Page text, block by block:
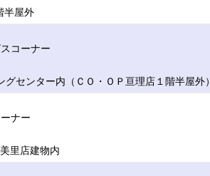
半屋外
コーナー
センター内（ＣＯ・ＯＰ亘理店１階半屋外）
ナー
里店建物内